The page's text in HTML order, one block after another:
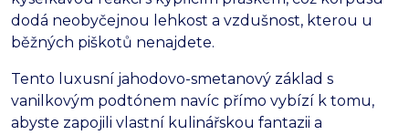
dodá neobyčejnou lehkost a vzdušnost, kterou u
běžných piškotů nenajdete.
Tento luxusní jahodovo-smetanový základ s
vanilkovým podtónem navíc přímo vybízí k tomu,
abyste zapojili vlastní kulinářskou fantazii a